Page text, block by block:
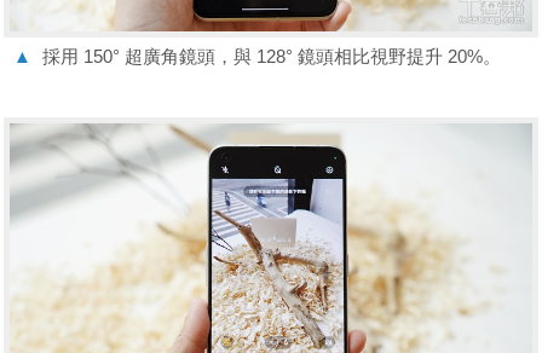
▲ 採用 150° 超廣角鏡頭，與 128° 鏡頭相比視野提升 20%。